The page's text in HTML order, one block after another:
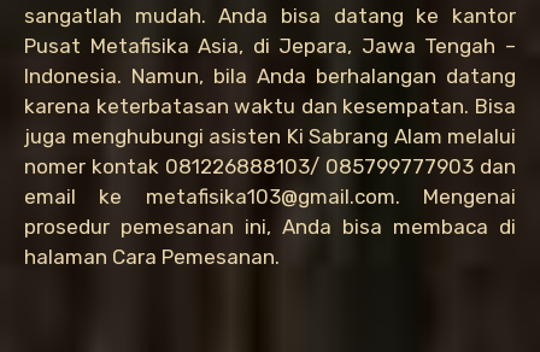
sangatlah mudah. Anda bisa datang ke kantor
Pusat Metafisika Asia, di Jepara, Jawa Tengah –
Indonesia. Namun, bila Anda berhalangan datang
karena keterbatasan waktu dan kesempatan. Bisa
juga menghubungi asisten Ki Sabrang Alam melalui
nomer kontak 081226888103/ 085799777903 dan
email ke metafisika103@gmail.com. Mengenai
prosedur pemesanan ini, Anda bisa membaca di
halaman Cara Pemesanan.